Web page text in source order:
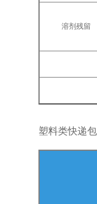
溶剂残留
塑料类快递